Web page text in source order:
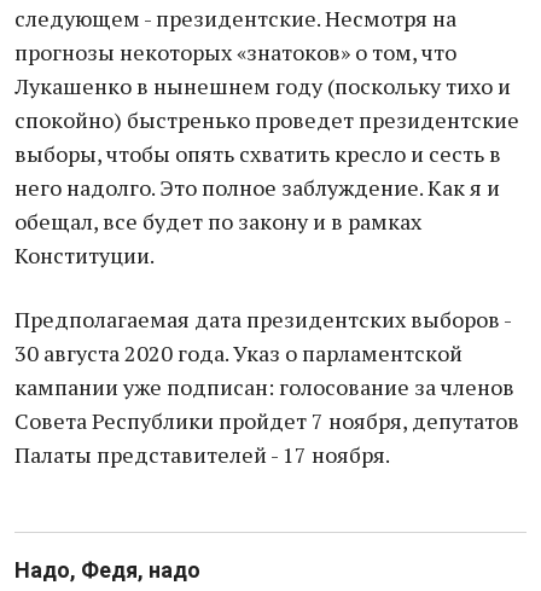
следующем - президентские. Несмотря на
прогнозы некоторых «знатоков» о том, что
Лукашенко в нынешнем году (поскольку тихо и
спокойно) быстренько проведет президентские
выборы, чтобы опять схватить кресло и сесть в
него надолго. Это полное заблуждение. Как я и
обещал, все будет по закону и в рамках
Конституции.
Предполагаемая дата президентских выборов -
30 августа 2020 года. Указ о парламентской
кампании уже подписан: голосование за членов
Совета Республики пройдет 7 ноября, депутатов
Палаты представителей - 17 ноября.
Надо, Федя, надо